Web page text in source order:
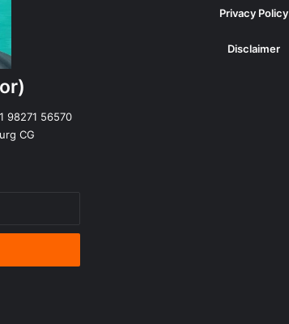
98271 56570
CG
Privacy Policy
Disclaimer